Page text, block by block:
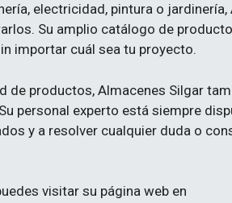
electricidad, pintura o jardinería,
Su amplio catálogo de
importar cuál sea tu proyecto.
de productos, Almacenes Silgar
personal experto está siempre
y a resolver cualquier duda o
visitar su página web en